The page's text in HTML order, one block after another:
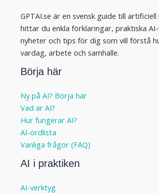
GPTAI.se är en svensk guide till
hittar du enkla förklaringar, praktiska
nyheter och tips för dig som vill förstå
vardag, arbete och samhälle.
Börja här
Ny på AI? Börja här
Vad är AI?
Hur fungerar AI?
AI-ordlista
Vanliga frågor (FAQ)
AI i praktiken
AI-verktyg